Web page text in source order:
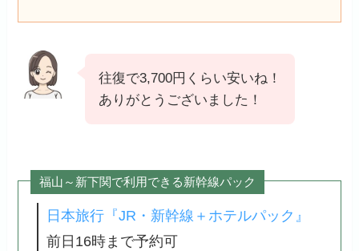
往復で3,700円くらい安いね！
ありがとうございました！
福山～新下関で利用できる新幹線パック
日本旅行『JR・新幹線＋ホテルパック』
前日16時まで予約可